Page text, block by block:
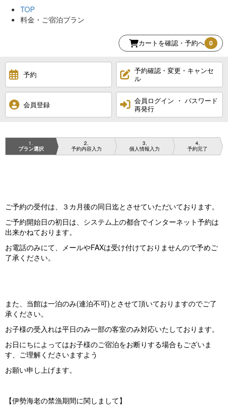
TOP
料金・ご宿泊プラン
カートを確認・予約へ 0
予約
予約確認・変更・キャンセ
ル
会員登録
会員ログイン ・ パスワード
再発行
1
プラン選択
2
予約内容入力
3
個人情報入力
4
予約完了
ご予約の受付は、３カ月後の同日迄とさせていただいております。
ご予約開始日の初日は、システム上の都合でインターネット予約は
出来かねております。
お電話のみにて、メールやFAXは受け付けておりませんので予めご
了承ください。
また、当館は一泊のみ(連泊不可)とさせて頂いておりますのでご了
承ください。
お子様の受入れは平日のみ一部の客室のみ対応いたしております。
お日にちによってはお子様のご宿泊をお断りする場合もございま
す、ご理解くださいますよう
お願い申し上げます。
【伊勢海老の禁漁期間に関しまして】